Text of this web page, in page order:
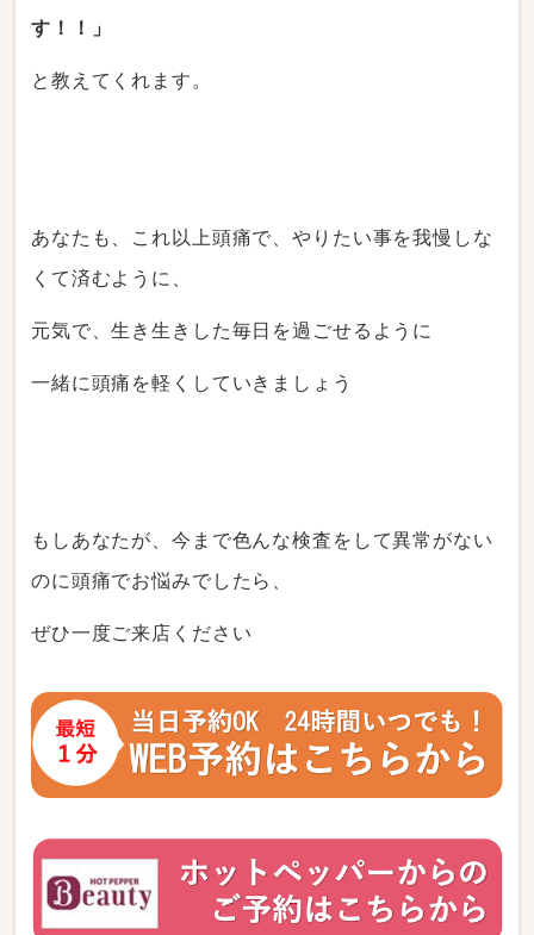
す！！」
と教えてくれます。
あなたも、これ以上頭痛で、やりたい事を我慢しな
くて済むように、
元気で、生き生きした毎日を過ごせるように
一緒に頭痛を軽くしていきましょう
もしあなたが、今まで色んな検査をして異常がない
のに頭痛でお悩みでしたら、
ぜひ一度ご来店ください